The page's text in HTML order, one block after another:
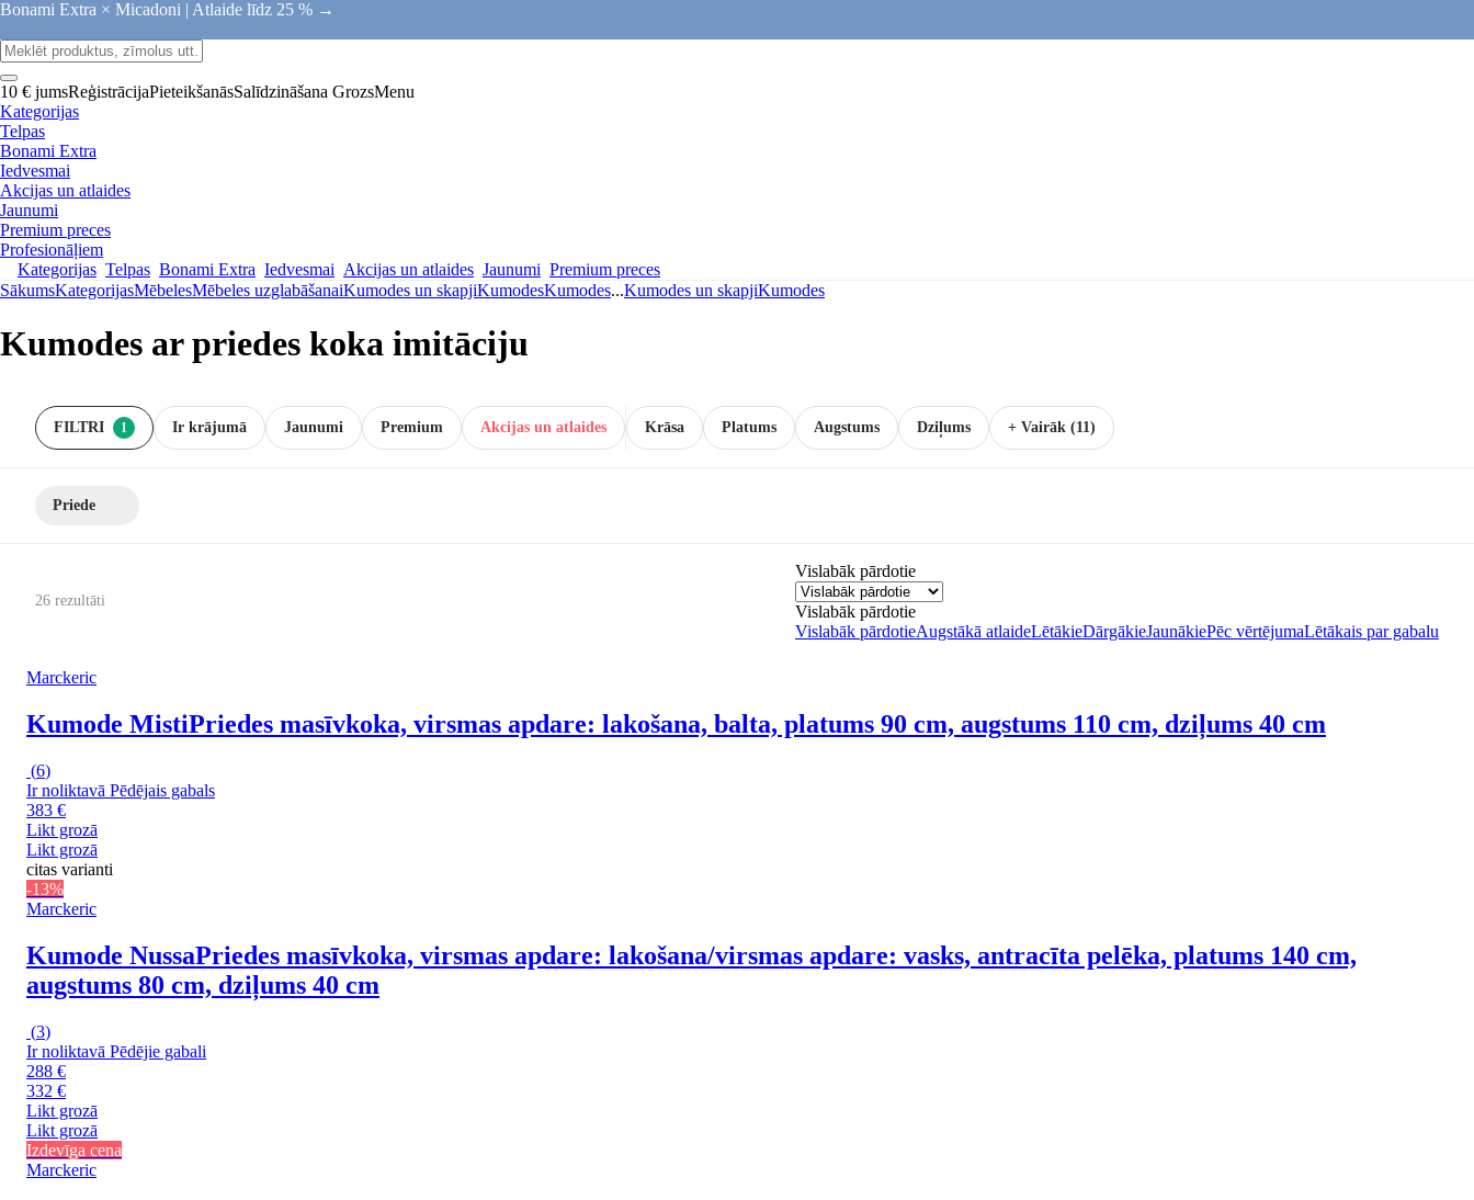
Bonami Extra × Micadoni | Atlaide līdz 25 % →
10 € jumsReģistrācijaPieteikšanāsSalīdzināšana GrozsMenu
Kategorijas
Telpas
Bonami Extra
Iedvesmai
Akcijas un atlaides
Jaunumi
Premium preces
Profesionāļiem
Kategorijas Telpas Bonami Extra Iedvesmai Akcijas un atlaides Jaunumi Premium preces
SākumsKategorijasMēbelesMēbeles uzglabāšanaiKumodes un skapjiKumodesKumodes...Kumodes un skapjiKumodes
Kumodes ar priedes koka imitāciju
FILTRI 1 Ir krājumā Akcijas un atlaides
Jaunumi Premium Krāsa Platums Augstums Dziļums + Vairāk (11)
Priede
26 rezultāti
Vislabāk pārdotie
Vislabāk pārdotie
Vislabāk pārdotieAugstākā atlaideLētākieDārgākieJaunākiePēc vērtējumaLētākais par gabalu
Marckeric
Kumode MistiPriedes masīvkoka, virsmas apdare: lakošana, balta, platums 90 cm, augstums 110 cm, dziļums 40 cm
(6)
Ir noliktavā Pēdējais gabals
383 €
Likt grozā
Likt grozā
citas varianti
-13%
Marckeric
Kumode NussaPriedes masīvkoka, virsmas apdare: lakošana/virsmas apdare: vasks, antracīta pelēka, platums 140 cm,
augstums 80 cm, dziļums 40 cm
(3)
Ir noliktavā Pēdējie gabali
288 €
332 €
Likt grozā
Likt grozā
Izdevīga cena
Marckeric